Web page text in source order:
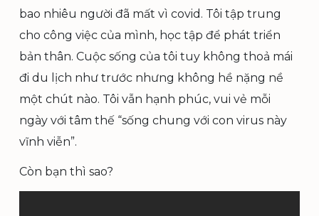
bao nhiêu người đã mất vì covid. Tôi tập trung
cho công việc của mình, học tập để phát triển
bản thân. Cuộc sống của tôi tuy không thoả mái
đi du lịch như trước nhưng không hề nặng nề
một chút nào. Tôi vẫn hạnh phúc, vui vẻ mỗi
ngày với tâm thế “sống chung với con virus này
vĩnh viễn”.
Còn bạn thì sao?